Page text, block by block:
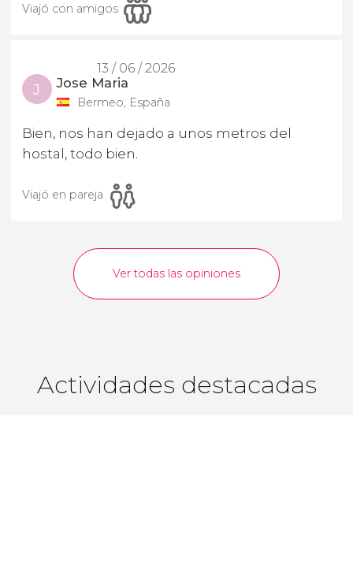
Viajó con amigos
13 / 06 / 2026
J Jose Maria
Bermeo, España
Bien, nos han dejado a unos metros del
hostal, todo bien.
Viajó en pareja
Ver todas las opiniones
Actividades destacadas